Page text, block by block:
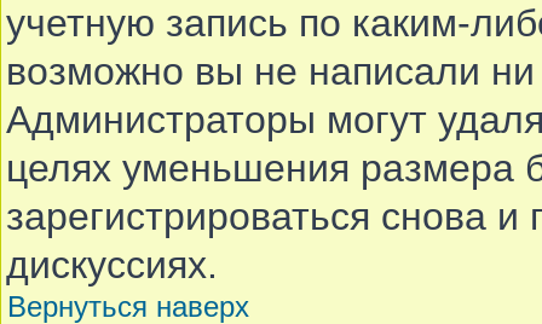
учетную запись по каким-
возможно вы не написали
Администраторы могут
целях уменьшения размера
зарегистрироваться снова и
дискуссиях.
Вернуться наверх